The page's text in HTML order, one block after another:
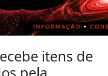
itens de